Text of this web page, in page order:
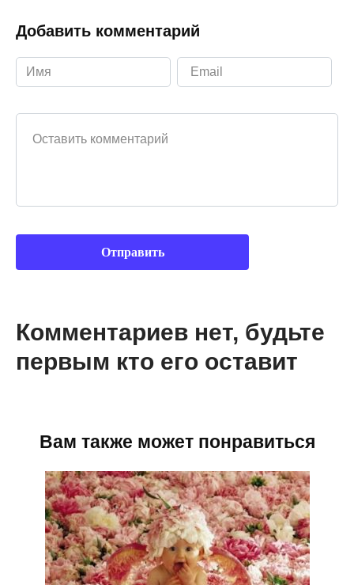
Добавить комментарий
Комментариев нет, будьте
первым кто его оставит
Вам также может понравиться